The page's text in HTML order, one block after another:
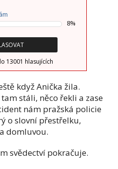
8%
13001 hlasujících
když Anička žila.
stáli, něco řekli a zase
nám pražská policie
o slovní přestřelku,
domluvou.
svědectví pokračuje.